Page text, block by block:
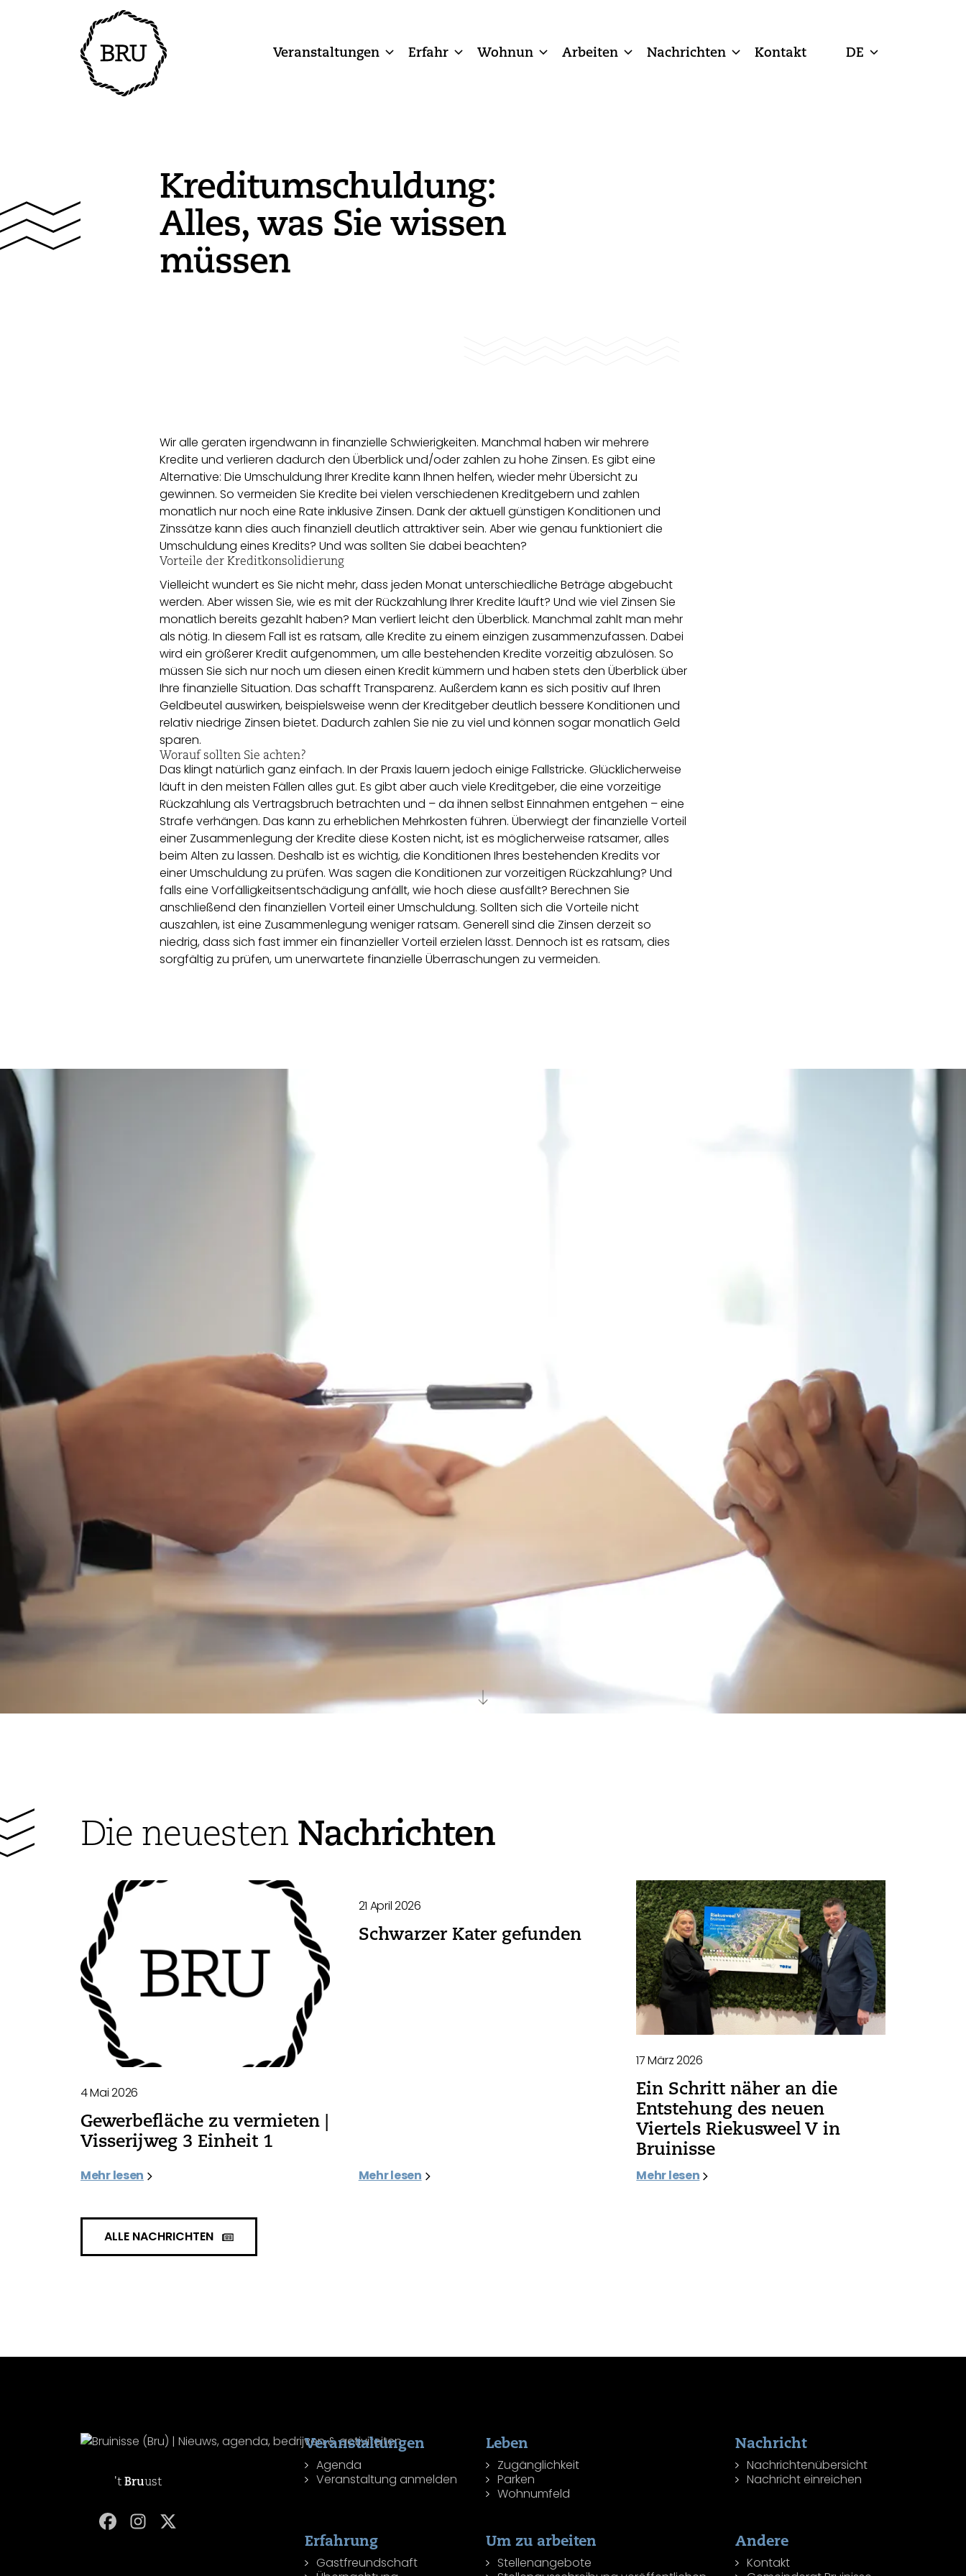
Veranstaltungen Erfahr Wohnun Arbeiten Nachrichten Kontakt DE
Kreditumschuldung:
Alles, was Sie wissen
müssen
Wir alle geraten irgendwann in finanzielle Schwierigkeiten. Manchmal haben wir mehrere
Kredite und verlieren dadurch den Überblick und/oder zahlen zu hohe Zinsen. Es gibt eine
Alternative: Die Umschuldung Ihrer Kredite kann Ihnen helfen, wieder mehr Übersicht zu
gewinnen. So vermeiden Sie Kredite bei vielen verschiedenen Kreditgebern und zahlen
monatlich nur noch eine Rate inklusive Zinsen. Dank der aktuell günstigen Konditionen und
Zinssätze kann dies auch finanziell deutlich attraktiver sein. Aber wie genau funktioniert die
Umschuldung eines Kredits? Und was sollten Sie dabei beachten?
Vorteile der Kreditkonsolidierung
Vielleicht wundert es Sie nicht mehr, dass jeden Monat unterschiedliche Beträge abgebucht
werden. Aber wissen Sie, wie es mit der Rückzahlung Ihrer Kredite läuft? Und wie viel Zinsen Sie
monatlich bereits gezahlt haben? Man verliert leicht den Überblick. Manchmal zahlt man mehr
als nötig. In diesem Fall ist es ratsam, alle Kredite zu einem einzigen zusammenzufassen. Dabei
wird ein größerer Kredit aufgenommen, um alle bestehenden Kredite vorzeitig abzulösen. So
müssen Sie sich nur noch um diesen einen Kredit kümmern und haben stets den Überblick über
Ihre finanzielle Situation. Das schafft Transparenz. Außerdem kann es sich positiv auf Ihren
Geldbeutel auswirken, beispielsweise wenn der Kreditgeber deutlich bessere Konditionen und
relativ niedrige Zinsen bietet. Dadurch zahlen Sie nie zu viel und können sogar monatlich Geld
sparen.
Worauf sollten Sie achten?
Das klingt natürlich ganz einfach. In der Praxis lauern jedoch einige Fallstricke. Glücklicherweise
läuft in den meisten Fällen alles gut. Es gibt aber auch viele Kreditgeber, die eine vorzeitige
Rückzahlung als Vertragsbruch betrachten und – da ihnen selbst Einnahmen entgehen – eine
Strafe verhängen. Das kann zu erheblichen Mehrkosten führen. Überwiegt der finanzielle Vorteil
einer Zusammenlegung der Kredite diese Kosten nicht, ist es möglicherweise ratsamer, alles
beim Alten zu lassen. Deshalb ist es wichtig, die Konditionen Ihres bestehenden Kredits vor
einer Umschuldung zu prüfen. Was sagen die Konditionen zur vorzeitigen Rückzahlung? Und
falls eine Vorfälligkeitsentschädigung anfällt, wie hoch diese ausfällt? Berechnen Sie
anschließend den finanziellen Vorteil einer Umschuldung. Sollten sich die Vorteile nicht
auszahlen, ist eine Zusammenlegung weniger ratsam. Generell sind die Zinsen derzeit so
niedrig, dass sich fast immer ein finanzieller Vorteil erzielen lässt. Dennoch ist es ratsam, dies
sorgfältig zu prüfen, um unerwartete finanzielle Überraschungen zu vermeiden.
Die neuesten Nachrichten
4 Mai 2026
Gewerbefläche zu vermieten |
Visserijweg 3 Einheit 1
Mehr lesen
21 April 2026
Schwarzer Kater gefunden
Mehr lesen
17 März 2026
Ein Schritt näher an die
Entstehung des neuen
Viertels Riekusweel V in
Bruinisse
Mehr lesen
ALLE NACHRICHTEN
't Bruust
Veranstaltungen
Agenda
Veranstaltung anmelden
Leben
Zugänglichkeit
Parken
Wohnumfeld
Nachricht
Nachrichtenübersicht
Nachricht einreichen
Erfahrung
Gastfreundschaft
Um zu arbeiten
Stellenangebote
Andere
Kontakt